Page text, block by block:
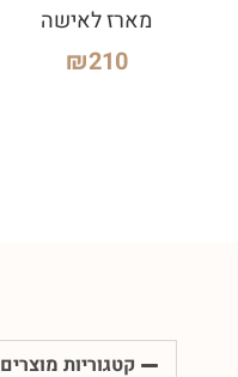
מארז לאישה
₪210
קטגוריות מוצרים